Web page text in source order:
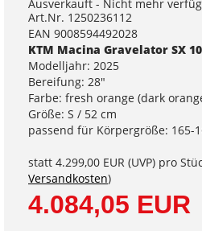
Ausverkauft - Nicht mehr
Art.Nr. 1250236112
EAN 9008594492028
KTM Macina Gravelator SX 10
Modelljahr: 2025
Bereifung: 28"
Farbe: fresh orange (dark
Größe: S / 52 cm
passend für Körpergröße: 165-
statt 4.299,00 EUR (UVP) pro
Versandkosten)
4.084,05 EUR